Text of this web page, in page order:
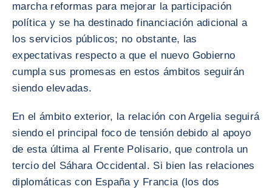
marcha reformas para mejorar la participación
política y se ha destinado financiación adicional a
los servicios públicos; no obstante, las
expectativas respecto a que el nuevo Gobierno
cumpla sus promesas en estos ámbitos seguirán
siendo elevadas.
En el ámbito exterior, la relación con Argelia seguirá
siendo el principal foco de tensión debido al apoyo
de esta última al Frente Polisario, que controla un
tercio del Sáhara Occidental. Si bien las relaciones
diplomáticas con España y Francia (los dos